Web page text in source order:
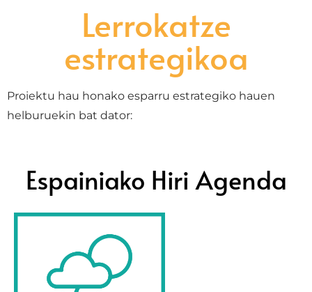
Lerrokatze
estrategikoa
Proiektu hau honako esparru estrategiko hauen
helburuekin bat dator:
Espainiako Hiri Agenda